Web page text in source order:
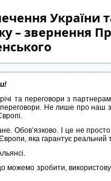
України
– звернення
та переговори з
переговори. Не лише про наш
Обов’язково. І це не
яка гарантує реальний
можемо зробити,